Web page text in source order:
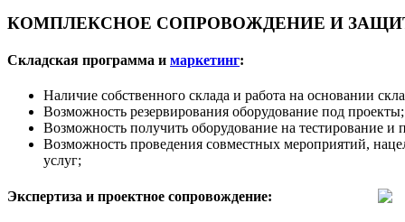
КОМПЛЕКСНОЕ СОПРОВОЖДЕНИЕ И
Складская программа и маркетинг:
Наличие собственного склада и работа на основании
Возможность резервирования оборудование под проекты;
Возможность получить оборудование на тестирование и
Возможность проведения совместных мероприятий,
услуг;
Экспертиза и проектное сопровождение: